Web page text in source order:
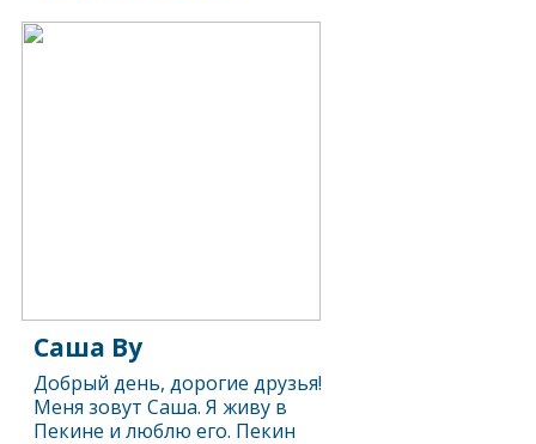
Саша Ву
Добрый день, дорогие друзья!
Меня зовут Саша. Я живу в
Пекине и люблю его. Пекин